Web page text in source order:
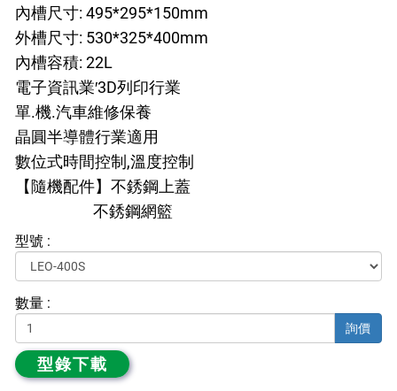
內槽尺寸: 495*295*150mm
外槽尺寸: 530*325*400mm
內槽容積: 22L
電子資訊業′3D列印行業
單.機.汽車維修保養
晶圓半導體行業適用
數位式時間控制,溫度控制
【隨機配件】不銹鋼上蓋
不銹鋼網籃
型號 :
數量 :
詢價
型錄下載